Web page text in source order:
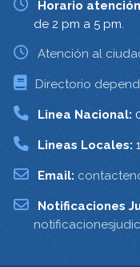
Horario
de 2 pm a 5 pm.
Atención al
Directorio
Linea Nacional:
Lineas Locales:
Email:
Notificaciones